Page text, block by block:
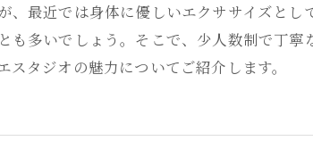
最近では身体に優しいエクササイズと
も多いでしょう。そこで、少人数制で丁
タジオの魅力についてご紹介します。